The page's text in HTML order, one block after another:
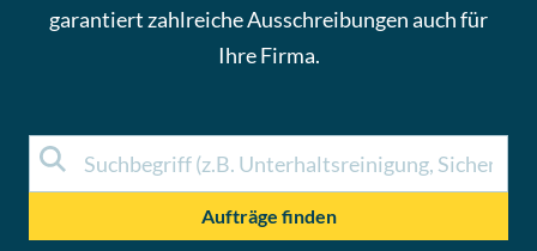
garantiert zahlreiche Ausschreibungen auch für
Ihre Firma.
Aufträge finden